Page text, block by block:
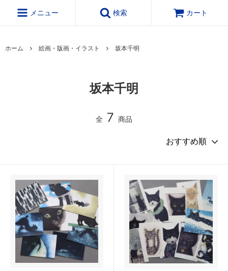
メニュー 検索 カート
ホーム 絵画・版画・イラスト 坂本千明
坂本千明
全 7 商品